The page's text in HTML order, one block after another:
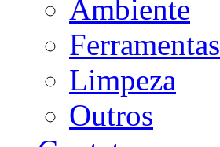
Ambiente
Ferramentas
Limpeza
Outros